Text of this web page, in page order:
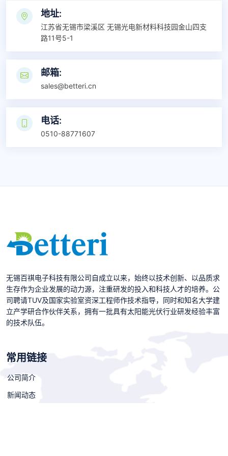
地址:
江苏省无锡市梁溪区 无锡光电新材料科技园金山四支
路11号5-1
邮箱:
sales@betteri.cn
电话:
0510-88771607
无锡百祺电子科技有限公司自成立以来，始终以技术创新、以品质求
生存作为企业发展的动力源，注重研发的投入和科技人才的培养。公
司聘请TUV及国家实验室资深工程师作技术指导，同时和知名大学建
立产学研合作伙伴关系，拥有一批具有太阳能光伏行业研发经验丰富
的技术队伍。
常用链接
公司简介
新闻动态